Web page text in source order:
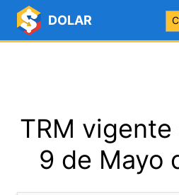
DOLAR
TRM
9 de Mayo